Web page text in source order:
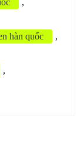
,
hàn quốc
,
,